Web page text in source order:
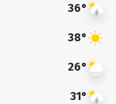
36°
38°
26°
31°